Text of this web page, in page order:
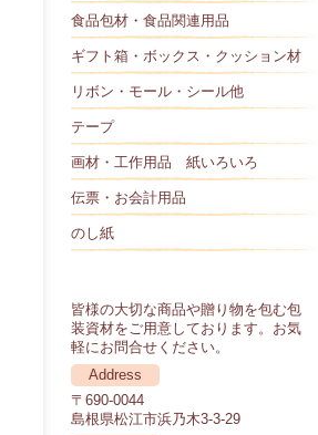
食品包材・食品関連用品
ギフト箱・ボックス・クッション材
リボン・モール・シール他
テープ
画材・工作用品 紙いろいろ
伝票・お会計用品
のし紙
皆様の大切な商品や贈り物を包む包
装資材をご用意しております。お気
軽にお問合せください。
Address
〒690-0044
島根県松江市浜乃木3-3-29